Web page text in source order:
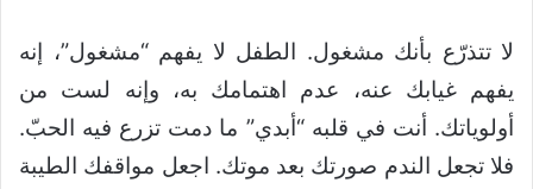
لا تتذرّع بأنك مشغول. الطفل لا يفهم “مشغول”، إنه
يفهم غيابك عنه، عدم اهتمامك به، وإنه لست من
أولوياتك. أنت في قلبه “أبدي” ما دمت تزرع فيه الحبّ.
فلا تجعل الندم صورتك بعد موتك. اجعل مواقفك الطيبة